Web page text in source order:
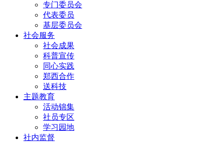
专门委员会
代表委员
基层委员会
社会服务
社会成果
科普宣传
同心实践
郑西合作
送科技
主题教育
活动锦集
社员专区
学习园地
社内监督